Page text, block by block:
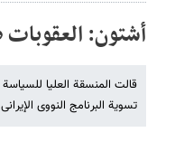
أشتون:
قالت المنسقة العلیا
تسویة البرنامج النووی